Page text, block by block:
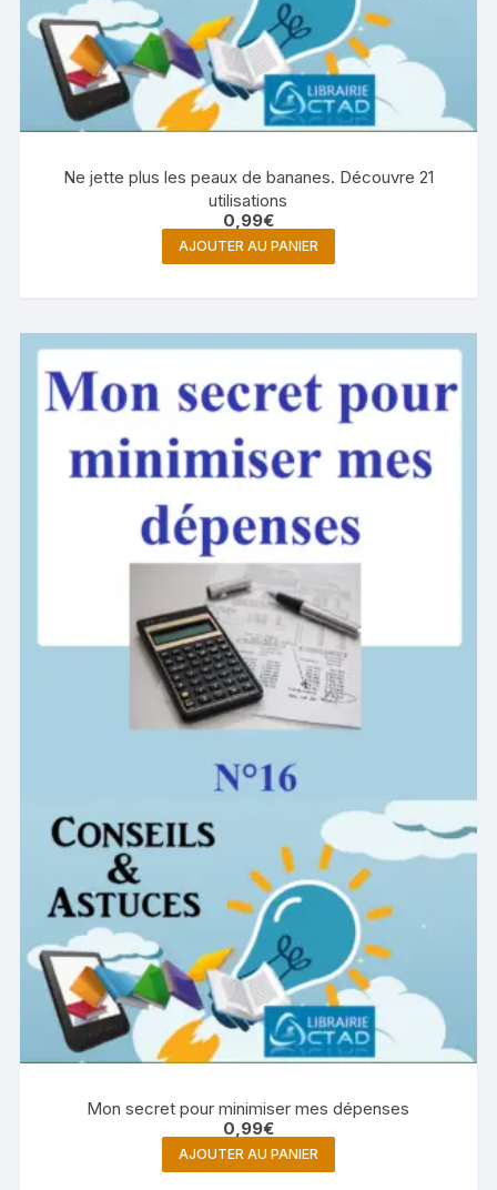
Ne jette plus les peaux de bananes. Découvre 21
utilisations
0,99€
AJOUTER AU PANIER
Mon secret pour minimiser mes dépenses
0,99€
AJOUTER AU PANIER